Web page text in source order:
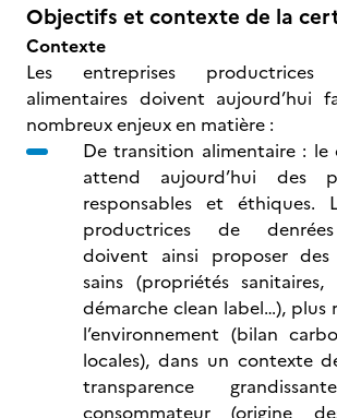
Objectifs et contexte de la
Contexte
Les entreprises
alimentaires doivent aujourd’hui
nombreux enjeux en matière :
De transition alimentaire : le
attend aujourd’hui des
responsables et éthiques.
productrices de
doivent ainsi proposer
sains (propriétés sanitaires,
démarche clean label…), plus
l’environnement (bilan
locales), dans un contexte
transparence
consommateur (origine